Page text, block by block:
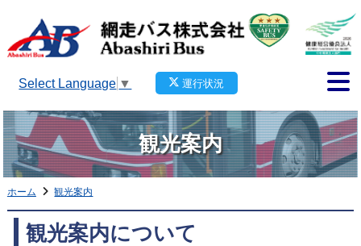
Select Language ▼ 運行状況
観光案内
ホーム 観光案内
観光案内について